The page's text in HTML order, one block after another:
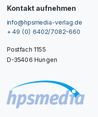
Kontakt aufnehmen
info@hpsmedia-verlag.de
+ 49 (0) 6402/7082-660
Postfach 1155
D-35406 Hungen